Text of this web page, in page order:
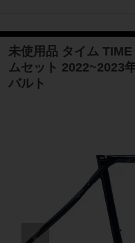
未使用品 タイム
ムセット 2022~2023
バルト